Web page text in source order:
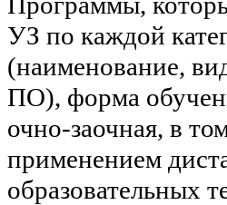
УЗ по каждой
(наименование,
ПО), форма
очно-заочная, в
применением
образовательных